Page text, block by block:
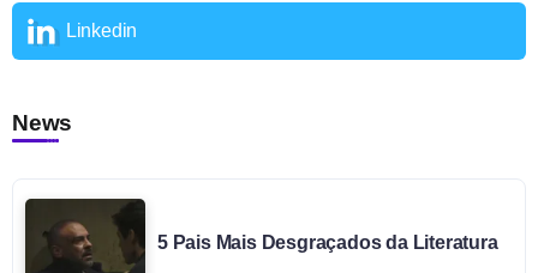
Linkedin
News
5 Pais Mais Desgraçados da Literatura